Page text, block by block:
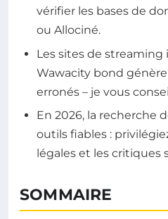
vérifier les bases de
ou Allociné.
Les sites de
Wawacity bond
erronés – je vous
En 2026, la recherche
outils fiables :
légales et les critiques
SOMMAIRE